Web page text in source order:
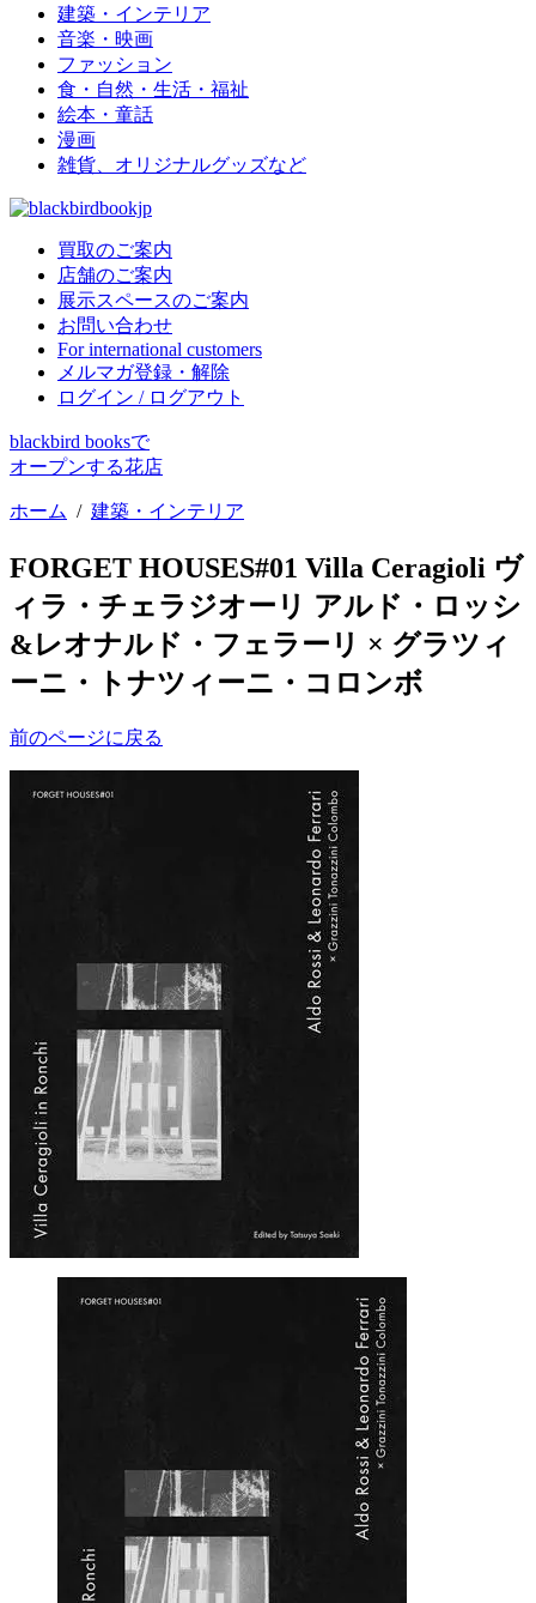
建築・インテリア
音楽・映画
ファッション
食・自然・生活・福祉
絵本・童話
漫画
雑貨、オリジナルグッズなど
買取のご案内
店舗のご案内
展示スペースのご案内
お問い合わせ
For international customers
メルマガ登録・解除
ログイン / ログアウト
blackbird booksで
オープンする花店
ホーム / 建築・インテリア
FORGET HOUSES#01 Villa Ceragioli ヴ
ィラ・チェラジオーリ アルド・ロッシ
&レオナルド・フェラーリ × グラツィ
ーニ・トナツィーニ・コロンボ
前のページに戻る